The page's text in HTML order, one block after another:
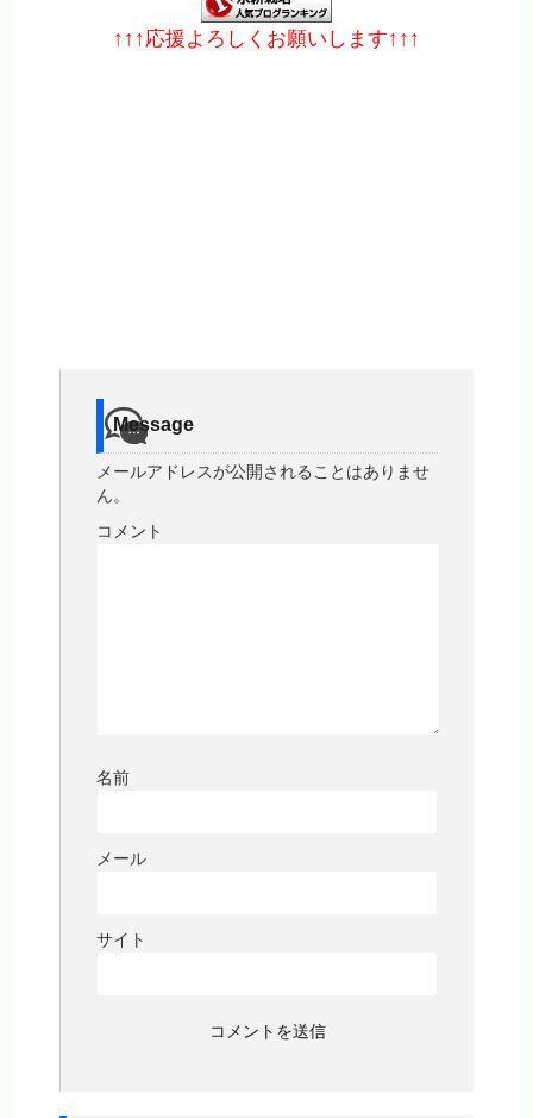
↑↑↑応援よろしくお願いします↑↑↑
Message
メールアドレスが公開されることはありませ
ん。
コメント
名前
メール
サイト